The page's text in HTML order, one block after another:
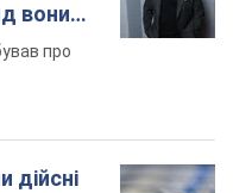
вони
про
дійсні